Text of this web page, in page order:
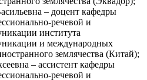
– доцент кафедры
речевой и
института
и международных
землячества (Китай);
– ассистент кафедры
речевой и